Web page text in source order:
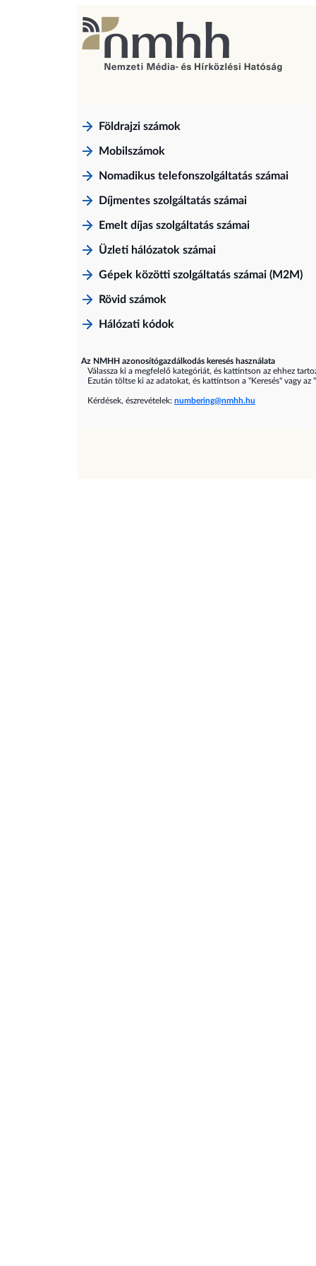
Földrajzi számok
Mobilszámok
Nomadikus telefonszolgáltatás számai
Díjmentes szolgáltatás számai
Emelt díjas szolgáltatás számai
Üzleti hálózatok számai
Gépek közötti szolgáltatás számai (M2M)
Rövid számok
Hálózati kódok
Az NMHH azonosítógazdálkodás keresés használata
Válassza ki a megfelelő kategóriát, és kattintson az ehhez
Ezután töltse ki az adatokat, és kattintson a "Keresés" vagy az
Kérdések, észrevételek: numbering@nmhh.hu